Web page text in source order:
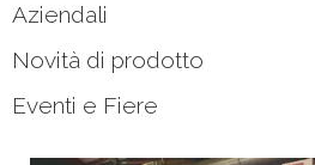
Aziendali
Novità di prodotto
Eventi e Fiere